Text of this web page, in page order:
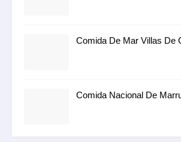
Comida De Mar Villas De
Comida Nacional De